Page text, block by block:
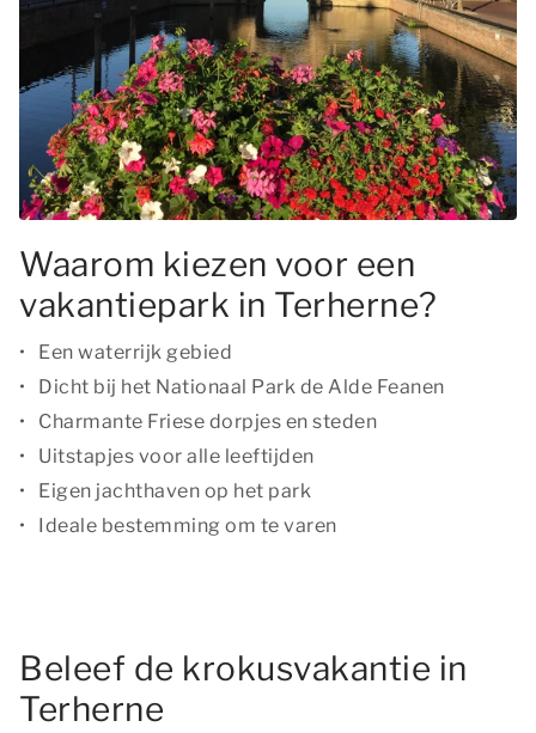
Waarom kiezen voor een
vakantiepark in Terherne?
Een waterrijk gebied
Dicht bij het Nationaal Park de Alde Feanen
Charmante Friese dorpjes en steden
Uitstapjes voor alle leeftijden
Eigen jachthaven op het park
Ideale bestemming om te varen
Beleef de krokusvakantie in
Terherne